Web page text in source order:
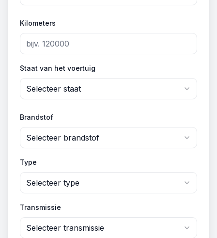
Kilometers
Staat van het voertuig
Selecteer staat
Brandstof
Selecteer brandstof
Type
Selecteer type
Transmissie
Selecteer transmissie